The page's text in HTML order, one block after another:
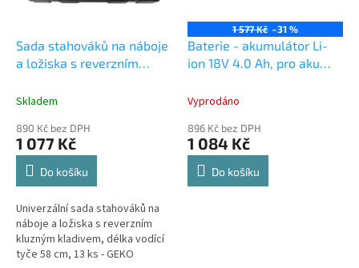
Sada stahováků na náboje
a ložiska s reverzním
Skladem
890 Kč bez DPH
1 077 Kč
Do košíku
Univerzální sada stahováků na
náboje a ložiska s reverzním
kluzným kladivem, délka vodící
tyče 58 cm, 13 ks - GEKO
1 577 Kč –31 %
Baterie - akumulátor Li-
ion 18V 4.0 Ah, pro aku
Vyprodáno
896 Kč bez DPH
1 084 Kč
Do košíku